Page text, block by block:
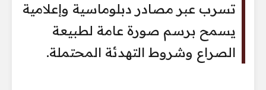
تسرب عبر مصادر دبلوماسية وإعلامية
يسمح برسم صورة عامة لطبيعة
الصراع وشروط التهدئة المحتملة.